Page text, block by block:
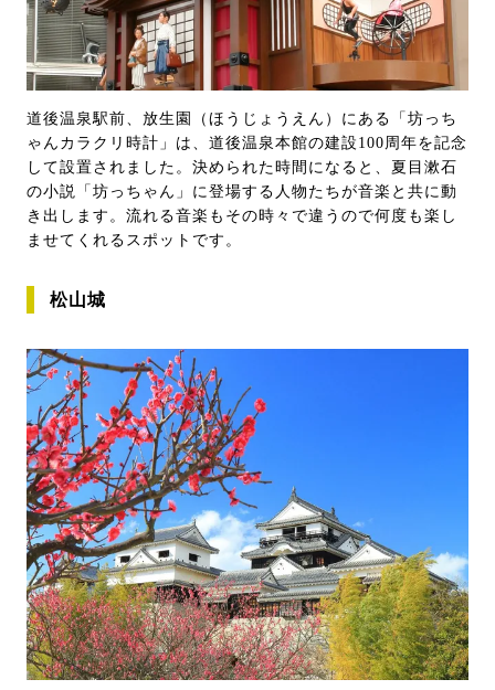
道後温泉駅前、放生園（ほうじょうえん）にある「坊っち
ゃんカラクリ時計」は、道後温泉本館の建設100周年を記念
して設置されました。決められた時間になると、夏目漱石
の小説「坊っちゃん」に登場する人物たちが音楽と共に動
き出します。流れる音楽もその時々で違うので何度も楽し
ませてくれるスポットです。
松山城